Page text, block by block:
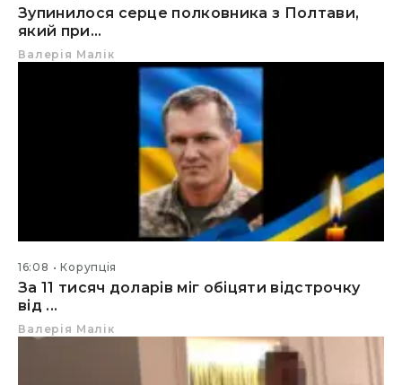
Зупинилося серце полковника з Полтави,
який при...
Валерія Малік
16:08 Корупція
За 11 тисяч доларів міг обіцяти відстрочку
від ...
Валерія Малік